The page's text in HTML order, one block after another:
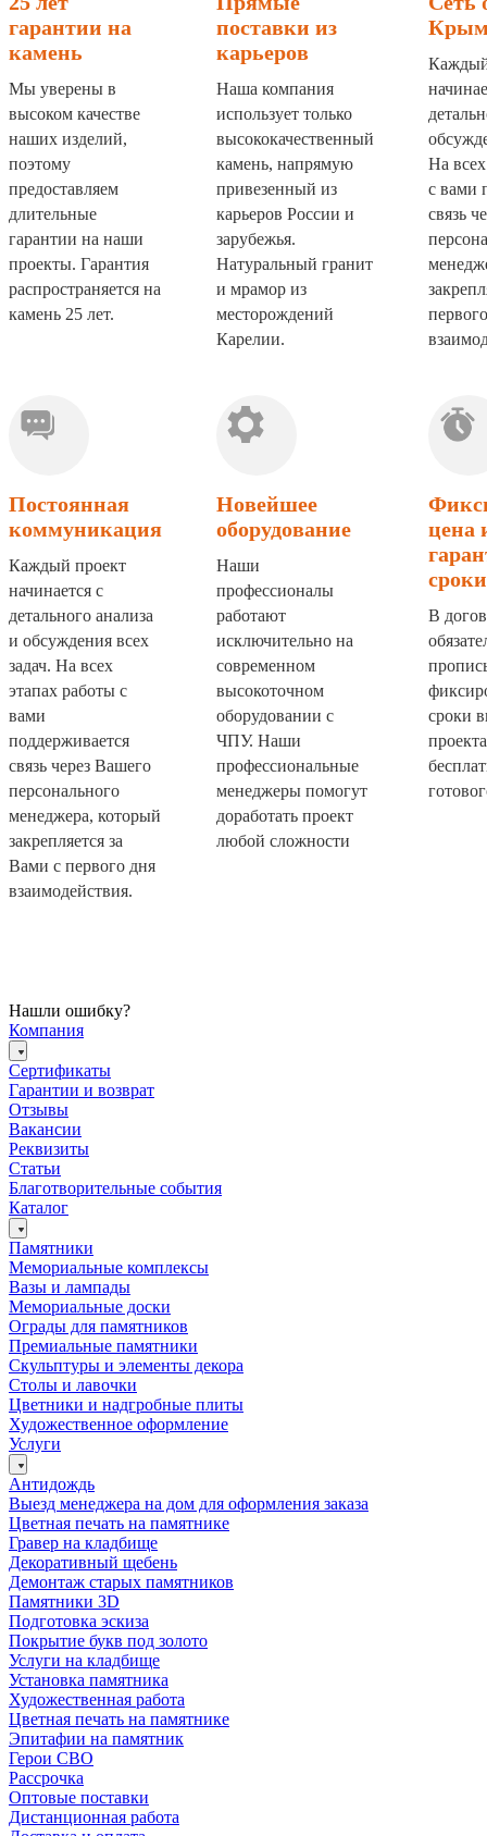
гарантии на
камень
Мы уверены в
высоком качестве
наших изделий,
поэтому
предоставляем
длительные
гарантии на наши
проекты. Гарантия
распространяется на
камень 25 лет.
поставки из
карьеров
Наша компания
использует только
высококачественный
камень, напрямую
привезенный из
карьеров России и
зарубежья.
Натуральный гранит
и мрамор из
месторождений
Карелии.
На
с вами
связь
Постоянная
коммуникация
Каждый проект
начинается с
детального анализа
и обсуждения всех
задач. На всех
этапах работы с
вами
поддерживается
связь через Вашего
персонального
менеджера, который
закрепляется за
Вами с первого дня
взаимодействия.
Новейшее
оборудование
Наши
профессионалы
работают
исключительно на
современном
высокоточном
оборудовании с
ЧПУ. Наши
профессиональные
менеджеры помогут
доработать проект
любой сложности
цена
сроки
В
сроки
Нашли ошибку?
Компания
Сертификаты
Гарантии и возврат
Отзывы
Вакансии
Реквизиты
Статьи
Благотворительные события
Каталог
Памятники
Мемориальные комплексы
Вазы и лампады
Мемориальные доски
Ограды для памятников
Премиальные памятники
Скульптуры и элементы декора
Столы и лавочки
Цветники и надгробные плиты
Художественное оформление
Услуги
Антидождь
Выезд менеджера на дом для оформления заказа
Цветная печать на памятнике
Гравер на кладбище
Декоративный щебень
Демонтаж старых памятников
Памятники 3D
Подготовка эскиза
Покрытие букв под золото
Услуги на кладбище
Установка памятника
Художественная работа
Цветная печать на памятнике
Эпитафии на памятник
Герои СВО
Рассрочка
Оптовые поставки
Дистанционная работа